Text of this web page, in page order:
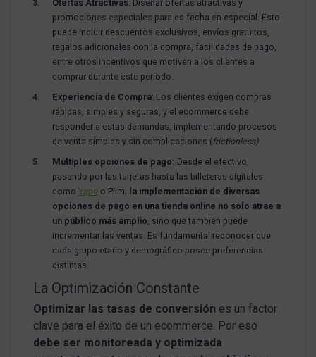
Ofertas Atractivas: Diseñar ofertas atractivas y
promociones especiales para es fecha en especial. Esto
puede incluir descuentos exclusivos, envíos gratuitos,
regalos adicionales con la compra, facilidades de pago,
entre otros incentivos que motiven a los clientes a
comprar durante este período.
Experiencia de Compra: Los clientes exigen compras
rápidas, simples y seguras, y el ecommerce debe
responder a estas demandas, implementando procesos
de venta simples y sin complicaciones (frictionless)
Múltiples opciones de pago: Desde el efectivo,
pasando por las tarjetas hasta las billeteras digitales
como Yape o Plim; la implementación de diversas
opciones de pago en una tienda online no solo atrae a
un público más amplio, sino que también puede
incrementar las ventas. Es fundamental reconocer que
cada grupo etario y demográfico posee preferencias
distintas.
La Optimización Constante
Optimizar las tasas de conversión es un factor
clave para el éxito de un ecommerce. Por eso
debe ser monitoreada y optimizada